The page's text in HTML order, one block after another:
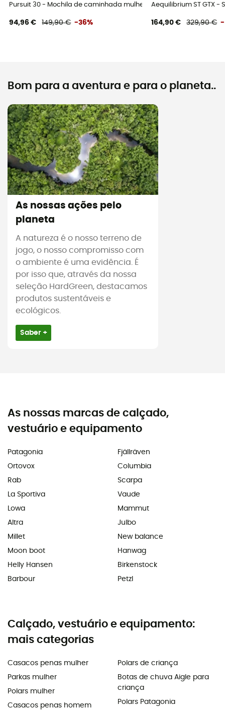
Pursuit 30 - Mochila de caminhada mulher
94,96 € 149,90 € -36%
Aequilibrium ST GTX
164,90 € 329,90 € -
Bom para a aventura e para o planeta..
As nossas ações pelo
planeta
A natureza é o nosso terreno de
jogo, o nosso compromisso com
o ambiente é uma evidência. É
por isso que, através da nossa
seleção HardGreen, destacamos
produtos sustentáveis e
ecológicos.
Saber +
As nossas marcas de calçado,
vestuário e equipamento
Patagonia
Ortovox
Rab
La Sportiva
Lowa
Altra
Millet
Moon boot
Helly Hansen
Barbour
Fjällräven
Columbia
Scarpa
Vaude
Mammut
Julbo
New balance
Hanwag
Birkenstock
Petzl
Calçado, vestuário e equipamento:
mais categorias
Casacos penas mulher
Parkas mulher
Polars mulher
Casacos penas homem
Polars de criança
Botas de chuva Aigle para
criança
Polars Patagonia